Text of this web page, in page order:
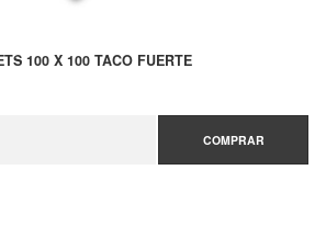
100 X 100 TACO FUERTE
COMPRAR